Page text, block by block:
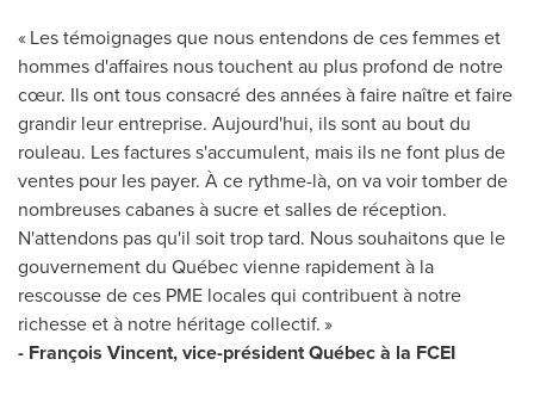
« Les témoignages que nous entendons de ces femmes et
hommes d'affaires nous touchent au plus profond de notre
cœur. Ils ont tous consacré des années à faire naître et faire
grandir leur entreprise. Aujourd'hui, ils sont au bout du
rouleau. Les factures s'accumulent, mais ils ne font plus de
ventes pour les payer. À ce rythme-là, on va voir tomber de
nombreuses cabanes à sucre et salles de réception.
N'attendons pas qu'il soit trop tard. Nous souhaitons que le
gouvernement du Québec vienne rapidement à la
rescousse de ces PME locales qui contribuent à notre
richesse et à notre héritage collectif. »
- François Vincent, vice-président Québec à la FCEI